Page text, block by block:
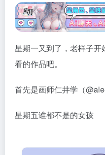
星期一又到了，老样子
看的作品吧。
首先是画师仁井学（
星期五谁都不是的女孩